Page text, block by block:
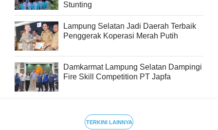
Stunting
Lampung Selatan Jadi Daerah Terbaik
Penggerak Koperasi Merah Putih
Damkarmat Lampung Selatan Dampingi
Fire Skill Competition PT Japfa
TERKINI LAINNYA